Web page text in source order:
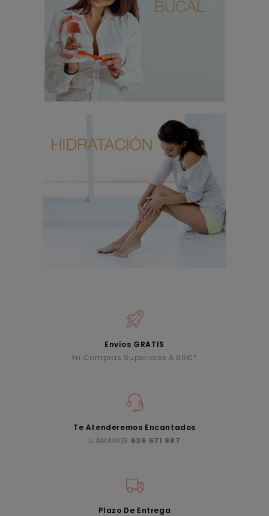
Envíos GRATIS
En Compras Superiores A 60€*
Te Atenderemos Encantados
LLÁMANOS 636 571 987
Plazo De Entrega